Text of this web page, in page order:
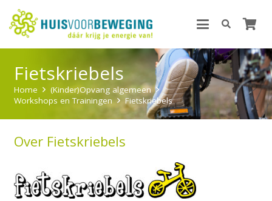
Fietskriebels
Home
(Kinder)Opvang algemeen
Workshops en Trainingen
Fietskriebels
Over Fietskriebels